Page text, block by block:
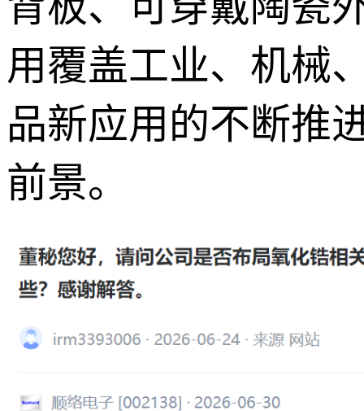
用覆盖工业、机械
品新应用的不断推
前景。